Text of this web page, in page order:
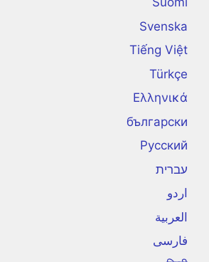
Svenska
Tiếng Việt
Türkçe
Ελληνικά
български
Русский
עברית
اردو
العربية
فارسی